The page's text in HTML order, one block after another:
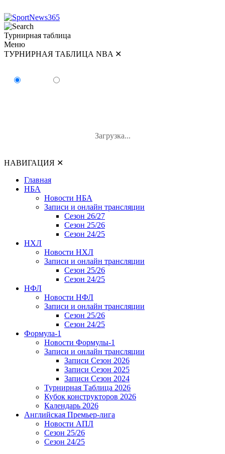
Турнирная таблица
Меню
ТУРНИРНАЯ ТАБЛИЦА NBA ✕
Загрузка...
НАВИГАЦИЯ ✕
Главная
НБА
Новости НБА
Записи и онлайн трансляции
Сезон 26/27
Сезон 25/26
Сезон 24/25
НХЛ
Новости НХЛ
Записи и онлайн трансляции
Сезон 25/26
Сезон 24/25
НФЛ
Новости НФЛ
Записи и онлайн трансляции
Сезон 25/26
Сезон 24/25
Формула-1
Новости Формулы-1
Записи и онлайн трансляции
Записи Сезон 2026
Записи Сезон 2025
Записи Сезон 2024
Турнирная Таблица 2026
Кубок конструкторов 2026
Календарь 2026
Английская Премьер-лига
Новости АПЛ
Сезон 25/26
Сезон 24/25